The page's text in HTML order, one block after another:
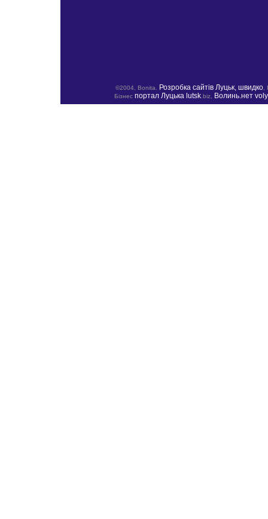
©2004, Bonita. Розробка сайтів Луцьк, швидко,
Бізнес портал Луцька lutsk.biz, Волинь.нет